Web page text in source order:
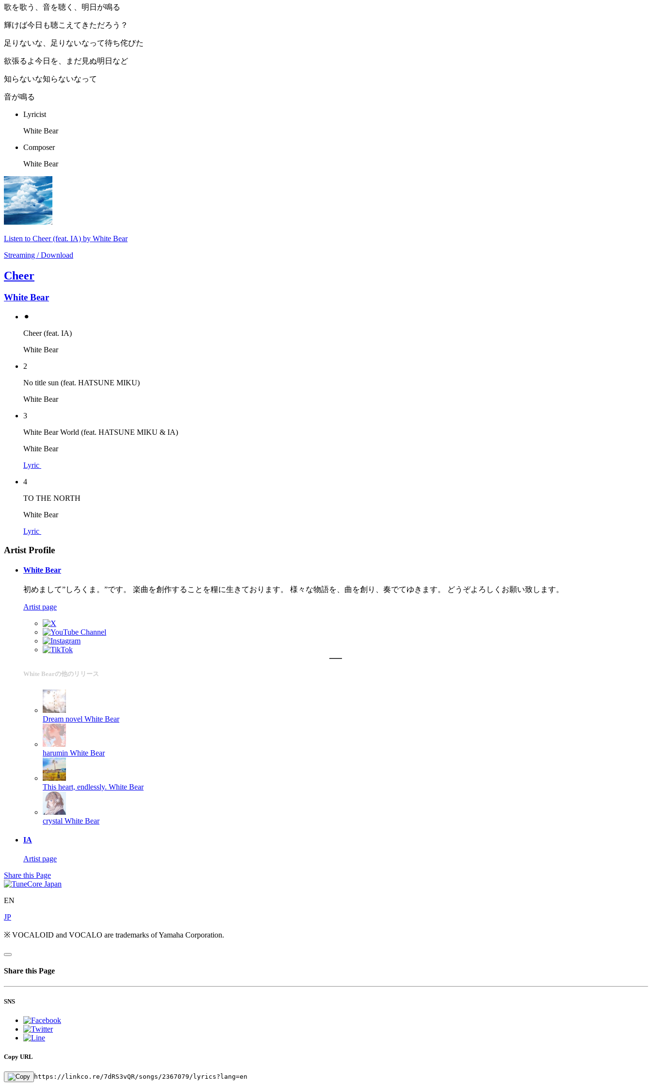
歌を歌う、音を聴く、明日が鳴る
輝けば今日も聴こえてきただろう？
足りないな、足りないなって待ち侘びた
欲張るよ今日を、まだ見ぬ明日など
知らないな知らないなって
音が鳴る
Lyricist
White Bear
Composer
White Bear
Listen to Cheer (feat. IA) by White Bear
Streaming / Download
Cheer
White Bear
⚫︎
Cheer (feat. IA)
White Bear
2
No title sun (feat. HATSUNE MIKU)
White Bear
3
White Bear World (feat. HATSUNE MIKU & IA)
White Bear
Lyric
4
TO THE NORTH
White Bear
Lyric
Artist Profile
White Bear
初めまして”しろくま。”です。 楽曲を創作することを糧に生きております。 様々な物語を、曲を創り、奏でてゆきます。 どうぞよろしくお願い致します。
Artist page
White Bearの他のリリース
Dream novel White Bear
harumin White Bear
This heart, endlessly. White Bear
crystal White Bear
IA
Artist page
Share this Page
EN
JP
※ VOCALOID and VOCALO are trademarks of Yamaha Corporation.
Share this Page
SNS
Copy URL
https://linkco.re/7dRS3vQR/songs/2367079/lyrics?lang=en